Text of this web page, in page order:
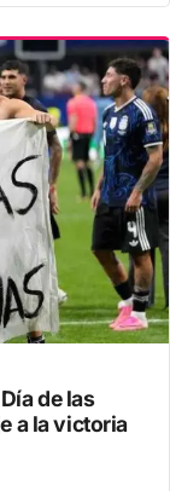
de las
a la victoria